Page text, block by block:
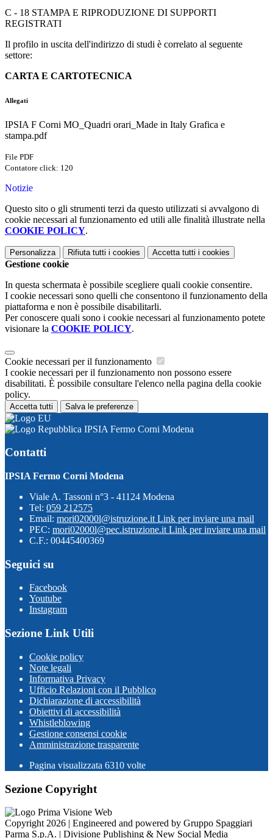
C - 18 STAMPA E RIPRODUZIONE DI SUPPORTI
REGISTRATI
Il profilo in uscita dell'indirizzo di studi è correlato al seguente
settore:
CARTA E CARTOTECNICA
Allegati
IPSIA F Corni MO_Quadri orari_Made in Italy Grafica e
stampa.pdf
File PDF
Contatore click: 120
Notizie
Questo sito o gli strumenti terzi da questo utilizzati si avvalgono di
cookie necessari al funzionamento ed utili alle finalità illustrate nella
COOKIE POLICY.
Personalizza Rifiuta tutti i cookies Accetta tutti i cookies
Gestione cookie
In questa schermata è possibile scegliere quali cookie consentire.
I cookie necessari sono quelli che consentono il funzionamento della
piattaforma e non è possibile disabilitarli.
Per conoscere quali sono i cookie necessari al funzionamento potete
visionare la COOKIE POLICY.
Cookie necessari per il funzionamento
I cookie necessari per il funzionamento non possono essere
disabilitati. È possibile consultare l'elenco nella pagina della cookie
policy.
Accetta tutti Salva le preferenze
IPSIA Fermo Corni Modena
Contatti
IPSIA Fermo Corni Modena
Viale A. Tassoni n°3 - 41124 Modena
Tel: 059 212575
Email: mori02000l@istruzione.it Link per inviare una mail
PEC: mori02000l@pec.istruzione.it Link per inviare una mail
C.F.: 00445400369
Seguici su
Facebook
Youtube
Instagram
Sezione Link Utili
Cookie policy
Note legali
Informativa Privacy
Ufficio Relazioni con il Pubblico
Dichiarazione di accessibilità
Obiettivi di accessibilità
Whistleblowing
Gestione consensi cookie
Amministrazione trasparente
Pagina visualizzata 6310 volte
Sezione Copyright
Copyright 2026 | Engineered and powered by Gruppo Spaggiari
Parma S.p.A. | Divisione Publishing & New Social Media